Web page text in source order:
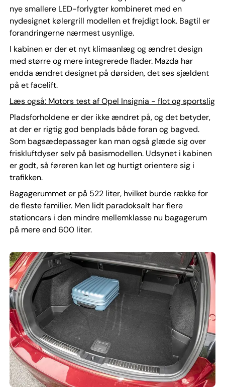
nye smallere LED-forlygter kombineret med en
nydesignet kølergrill modellen et frejdigt look. Bagtil er
forandringerne nærmest usynlige.
I kabinen er der et nyt klimaanlæg og ændret design
med større og mere integrerede flader. Mazda har
endda ændret designet på dørsiden, det ses sjældent
på et facelift.
Læs også: Motors test af Opel Insignia - flot og sportslig
Pladsforholdene er der ikke ændret på, og det betyder,
at der er rigtig god benplads både foran og bagved.
Som bagsædepassager kan man også glæde sig over
friskluftdyser selv på basismodellen. Udsynet i kabinen
er godt, så føreren kan let og hurtigt orientere sig i
trafikken.
Bagagerummet er på 522 liter, hvilket burde række for
de fleste familier. Men lidt paradoksalt har flere
stationcars i den mindre mellemklasse nu bagagerum
på mere end 600 liter.